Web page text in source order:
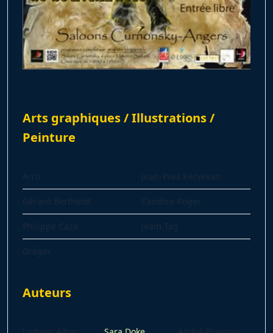
Arts graphiques / Illustrations /
Peinture
Arro Jean-Yves Kervevan
Gérard Berthelot Candice Roger
Philippe Caza Jeam Tag
Grégor
Auteurs